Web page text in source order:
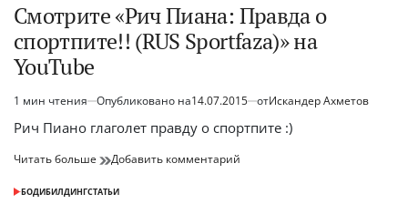
Смотрите «Рич Пиана: Правда о
спортпите!! (RUS Sportfaza)» на
YouTube
Расчётное
время
1 мин чтения Опубликовано на14.07.2015 отИскандер Ахметов
Рич Пиано глаголет правду о спортпите :)
Читать больше Смотрите
Пиана:
Добавить комментарий
ОПУБЛИКОВАНО
БОДИБИЛДИНГСТАТЬИ